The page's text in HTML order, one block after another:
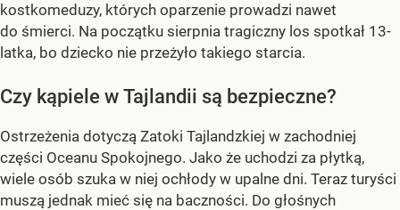
kostkomeduzy, których oparzenie prowadzi nawet
do śmierci. Na początku sierpnia tragiczny los spotkał 13-
latka, bo dziecko nie przeżyło takiego starcia.
Czy kąpiele w Tajlandii są bezpieczne?
Ostrzeżenia dotyczą Zatoki Tajlandzkiej w zachodniej
części Oceanu Spokojnego. Jako że uchodzi za płytką,
wiele osób szuka w niej ochłody w upalne dni. Teraz turyści
muszą jednak mieć się na baczności. Do głośnych